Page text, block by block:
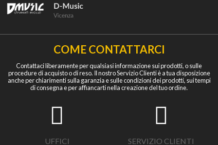
COME CONTATTARCI
Contattaci liberamente per qualsiasi informazione sui prodotti, o sulle
procedure di acquisto o di reso. Il nostro Servizio Clienti è a tua disposizione
anche per chiarimenti sulla garanzia e sulle condizioni dei prodotti, sui tempi
di consegna e per affiancarti nella creazione del tuo ordine.
UFFICI
SERVIZIO CLIENTI